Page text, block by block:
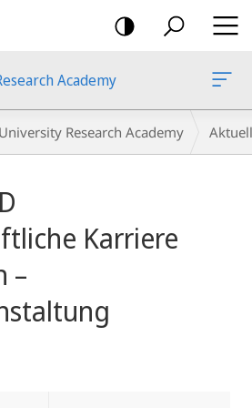
Academy
Research Academy
Karriere
–